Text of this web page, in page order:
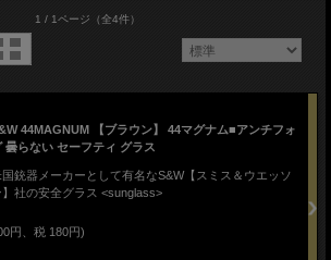
1 / 1ページ （全4件）
44MAGNUM 【ブラウン】 44マグナム■アンチフォ
曇らない セーフティ グラス
国銃器メーカーとして有名なS&W【スミス＆ウエッソ
】社の安全グラス <sunglass>
円、税 180円)